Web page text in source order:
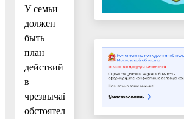
У семьи
должен
быть
план
действий
в
чрезвычайных
обстоятельствах,